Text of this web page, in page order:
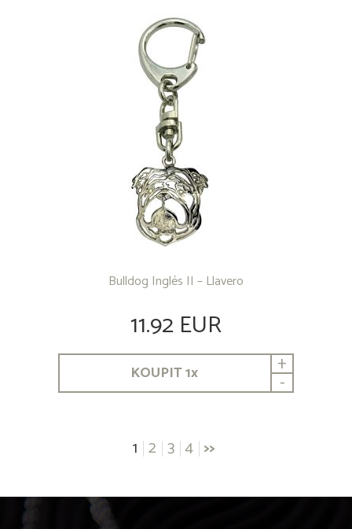
Bulldog Inglés II – Llavero
11.92 EUR
KOUPIT1x +
-
1 2 3 4 >>